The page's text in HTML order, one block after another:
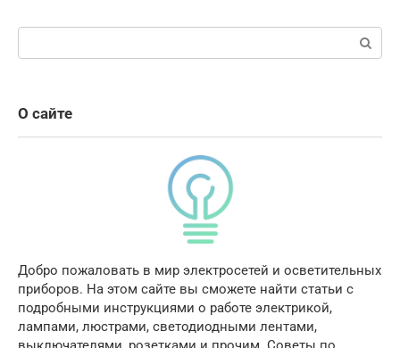
О сайте
Добро пожаловать в мир электросетей и осветительных
приборов. На этом сайте вы сможете найти статьи с
подробными инструкциями о работе электрикой,
лампами, люстрами, светодиодными лентами,